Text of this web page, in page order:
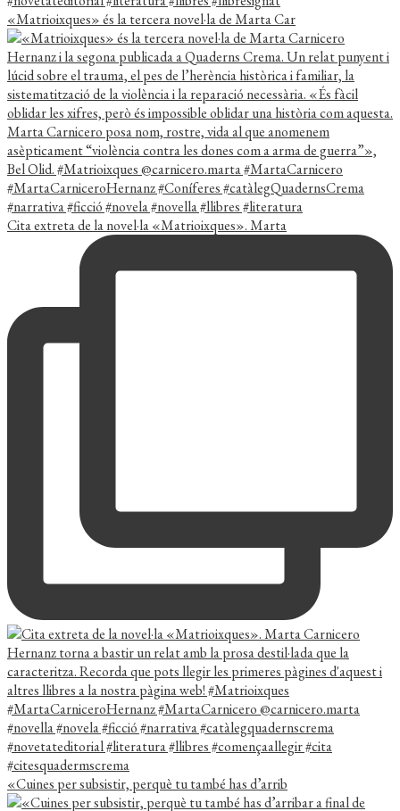
«Matrioixques» és la tercera novel·la de Marta Car
Cita extreta de la novel·la «Matrioixques». Marta
«Cuines per subsistir, perquè tu també has d’arrib